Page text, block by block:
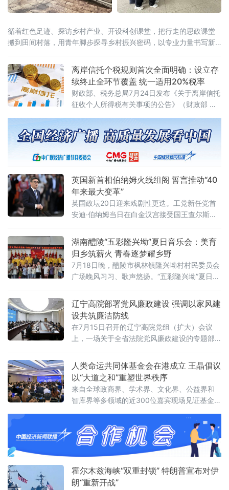
循着红色足迹、探访乡村产业、开设科创课堂，把行走的思政课堂
搬到田间村落，用青年脚步探寻乡村振兴密码，以专业力量书写新
员跟随讲解员重
离岸信托个税规则首次全面明确：设立存
续终止全环节覆盖 统一适用20%税率
财政部、税务总局7月24日发布《关于离岸信托
征收个人所得税有关事项的公告》（财政部 税
岸信托设立、存续、终止清算全环节的个人所
得税征管规则。根据公告，个人将财产装入离
岸信托以及通过离岸信托取得收益，均属于个
人所得税法规定的应税所得，应当依法申报纳
财富代际传承、跨境资产配置及风险管理
英国新首相伯纳姆火线组阁 誓言推动“40
年来最大变革”
英国政坛20日迎来戏剧性更迭。工党新任党首
安迪·伯纳姆当日在白金汉宫接受国王查尔斯三
首相斯塔默于当天早些时候辞去首相职务。伯
纳姆就任后数小时内即完成新一届内阁组建，
多项人事任命出人意料，被视为其开启政治新
时代的明确信号。前国防大臣“爆冷”执掌财政根
据首相办公室发布的人事通报，最受瞩目的财
上
湖南醴陵“五彩隆兴坳”夏日音乐会：美育
归乡筑薪火 青春逐梦耀乡野
7月18日晚，醴陵市枫林镇隆兴坳村村民委员会
广场晚风习习、歌声悠扬。“五彩隆兴坳”夏日音
益实践团暑期“三下乡”社会实践的成果集中展
演，也是本土青年学成归乡、以美育人、薪火
相传的一次深情回馈，更是株洲市文联、湖南
工商大学落实省文联"村歌嘹亮"主题活动以及省
市艺教融合工作的一项重要举措。株洲市文联
辽宁高院部署党风廉政建设 强调以家风建
设共筑廉洁防线
在7月15日召开的辽宁高院党组（扩大）会议
上，一场关于全省法院党风廉政建设的专题部
庭家教家风建设”列为重点议题之一，明确推动
院家共建，以家风促廉风，共筑廉洁防线。会
议对当前全省法院党风廉政建设面临的形势进
行了分析，指出要清醒认识严峻挑战，发扬自
我革命精神，聚焦“五个过硬”，教育引导干警砺
初心、铸法魂、明法纪、固底线，着力
人类命运共同体基金会在港成立 王晶倡议
以“大道之和”重塑世界秩序
来自全球政商界、学术界、文化界、公益界和
智库界等多领域的近300位嘉宾现场见证基金会
王晶以《开启新轴心时代》为题发表主旨演
讲，她指出，人类社会历经数千年演进，科技
生产力与物质财富实现跨越式增长，但和平、
发展、安全、信
霍尔木兹海峡“双重封锁” 特朗普宣布对伊
朗“重新开战”